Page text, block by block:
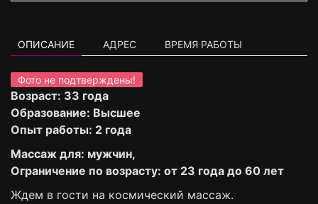
ОПИСАНИЕ АДРЕС ВРЕМЯ РАБОТЫ
Фото не подтверждены!
Возраст: 33 года
Образование: Высшее
Опыт работы: 2 года
Массаж для: мужчин,
Ограничение по возрасту: от 23 года до 60 лет
Ждем в гости на космический массаж.